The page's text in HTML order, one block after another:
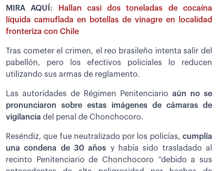
MIRA AQUÍ:
Hallan casi dos toneladas de cocaína
líquida camuflada en botellas de vinagre en localidad
fronteriza con Chile
Tras cometer el crimen, el reo brasileño intenta salir del
pabellón, pero los efectivos policiales lo reducen
utilizando sus armas de reglamento.
Las autoridades de Régimen Penitenciario aún no se
pronunciaron sobre estas imágenes de cámaras de
vigilancia del penal de Chonchocoro.
Reséndiz, que fue neutralizado por los policías, cumplía
una condena de 30 años y había sido trasladado al
recinto Penitenciario de Chonchocoro “debido a sus